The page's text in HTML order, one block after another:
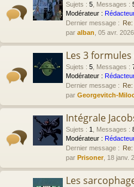
Sujets : 5 Messages :
Modérateur :
Dernier message :
par alban , 05 avr.
Les 3
Sujets : 5 Messages :
Modérateur :
Dernier message :
par Georgevitch-
Intégrale
Sujets : 1 Messages :
Modérateur :
Dernier message :
par Prisoner , 18 janv.
Les